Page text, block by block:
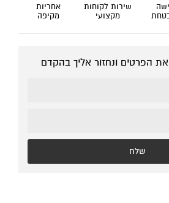
שירות לקוחות
מקצועי
אחריות
מקיפה
הפרטים ונחזור אליך בהקדם
שלח